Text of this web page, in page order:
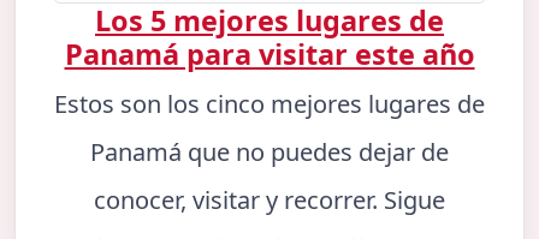
Los 5 mejores lugares de
Panamá para visitar este año
Estos son los cinco mejores lugares de
Panamá que no puedes dejar de
conocer, visitar y recorrer. Sigue